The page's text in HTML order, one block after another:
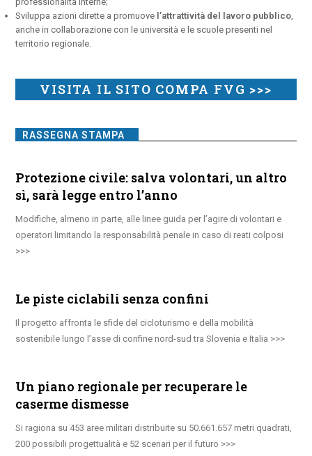
Sviluppa azioni dirette a promuove l’attrattività del lavoro pubblico
anche in collaborazione con le università e le scuole presenti nel
territorio regionale.
VISITA IL SITO COMPA FVG >>>
RASSEGNA STAMPA
Protezione civile: salva volontari, un altro
sì, sarà legge entro l’anno
Modifiche, almeno in parte, alle linee guida per l’agire di volontari e
operatori limitando la responsabilità penale in caso di reati colposi
Le piste ciclabili senza confini
Il progetto affronta le sfide del cicloturismo e della mobilità
sostenibile lungo l’asse di confine nord-sud tra Slovenia e Italia
Un piano regionale per recuperare le
caserme dismesse
Si ragiona su 453 aree militari distribuite su 50.661.657 metri quadrati,
200 possibili progettualità e 52 scenari per il futuro